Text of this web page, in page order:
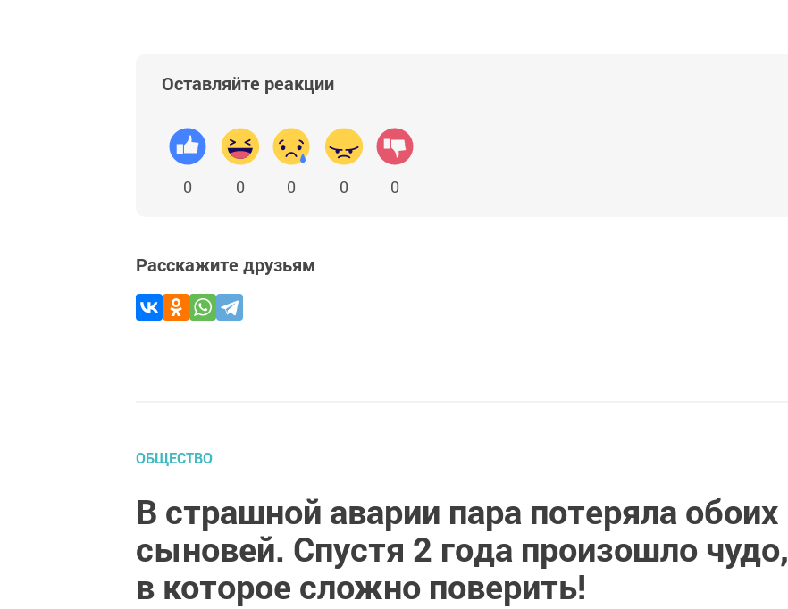
Оставляйте реакции
0 0 0 0 0
Расскажите друзьям
ОБЩЕСТВО
В страшной аварии пара потеряла обоих
сыновей. Спустя 2 года произошло чудо,
в которое сложно поверить!